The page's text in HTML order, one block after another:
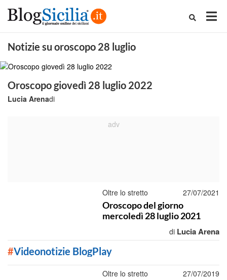
Notizie su oroscopo 28 luglio
Oroscopo giovedì 28 luglio 2022
di
Lucia Arena
Oltre lo stretto 27/07/2021
Oroscopo del giorno
mercoledì 28 luglio 2021
di Lucia Arena
#Videonotizie BlogPlay
Oltre lo stretto 27/07/2019